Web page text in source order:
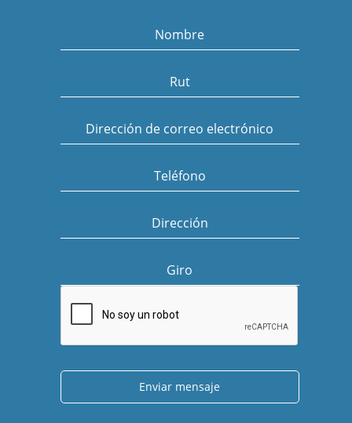
Nombre
Rut
Dirección de correo electrónico
Teléfono
Dirección
Giro
Enviar mensaje